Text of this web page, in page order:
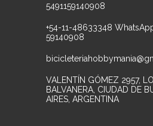
5491159140908
+54-11-48633348
59140908
VALENTÍN GÓMEZ 2957,
BALVANERA, CIUDAD DE
AIRES, ARGENTINA